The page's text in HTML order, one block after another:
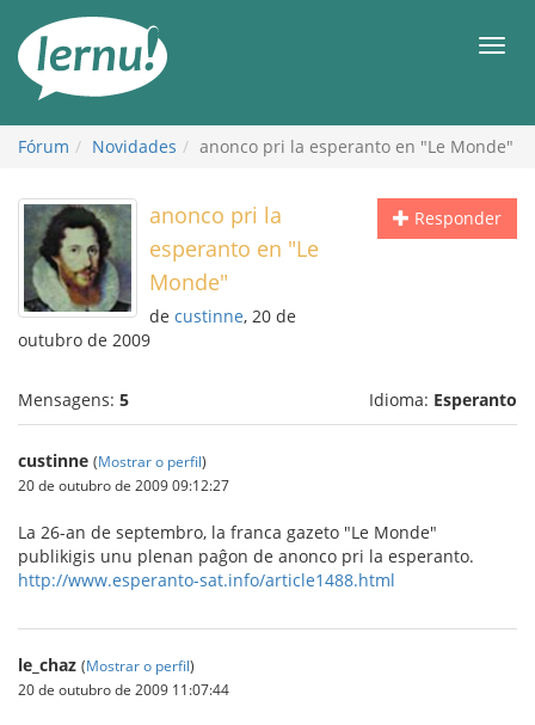
conteúdo
Fórum Novidades anonco pri la esperanto en "Le Monde"
Responder
anonco pri la
esperanto en "Le
Monde"
de custinne, 20 de
outubro de 2009
Mensagens: 5 Idioma: Esperanto
custinne (Mostrar o perfil)
20 de outubro de 2009 09:12:27
La 26-an de septembro, la franca gazeto "Le Monde"
publikigis unu plenan paĝon de anonco pri la esperanto.
http://www.esperanto-sat.info/article1488.html
le_chaz (Mostrar o perfil)
20 de outubro de 2009 11:07:44